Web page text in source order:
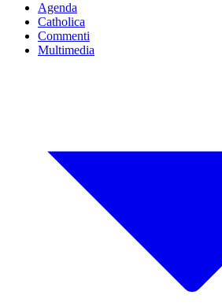
Agenda
Catholica
Commenti
Multimedia